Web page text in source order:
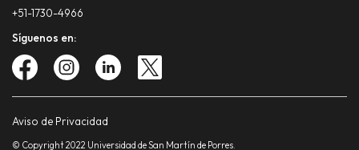
+51-1730-4966
Síguenos en:
Aviso de Privacidad
© Copyright 2022 Universidad de San Martín de Porres.